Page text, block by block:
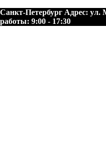
Санкт-Петербург Адрес: ул.
работы: 9:00 - 17:30